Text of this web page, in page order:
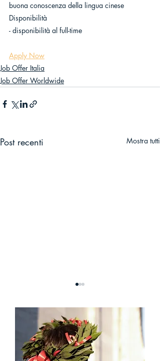
buona conoscenza della lingua cinese
Disponibilità
- disponibilità al full-time
Apply Now
Job Offer Italia
Job Offer Worldwide
Post recenti Mostra tutti